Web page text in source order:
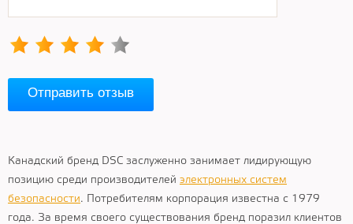
Канадский бренд DSC заслуженно занимает лидирующую
позицию среди производителей электронных систем
безопасности. Потребителям корпорация известна с 1979
года. За время своего существования бренд поразил клиентов
Отправить отзыв